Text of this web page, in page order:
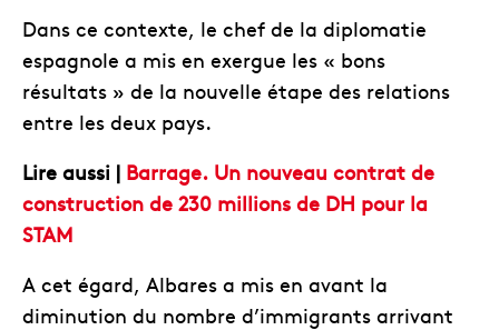
Dans ce contexte, le chef de la diplomatie
espagnole a mis en exergue les « bons
résultats » de la nouvelle étape des relations
entre les deux pays.
Lire aussi | Barrage. Un nouveau contrat de
construction de 230 millions de DH pour la
STAM
A cet égard, Albares a mis en avant la
diminution du nombre d’immigrants arrivant